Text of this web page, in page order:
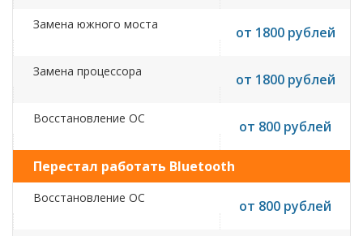
Замена южного моста от 1800 рублей
Замена процессора от 1800 рублей
Восстановление ОС от 800 рублей
Перестал работать Bluetooth
Восстановление ОС от 800 рублей